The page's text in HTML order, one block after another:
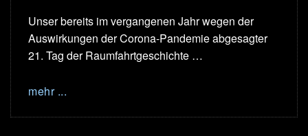
Unser bereits im vergangenen Jahr wegen der
Auswirkungen der Corona-Pandemie abgesagter
21. Tag der Raumfahrtgeschichte …
mehr ...